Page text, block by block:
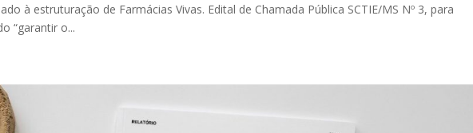
à estruturação de Farmácias Vivas. Edital de Chamada Pública SCTIE/MS Nº 3, para
“garantir o...